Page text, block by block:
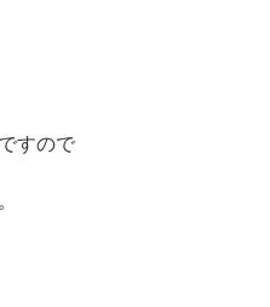
すので